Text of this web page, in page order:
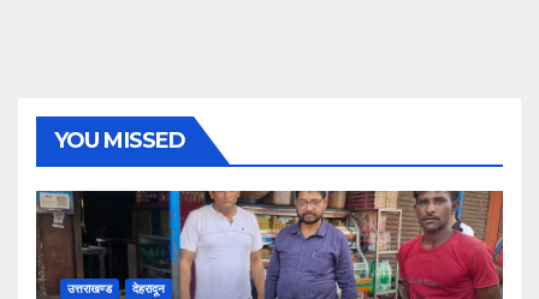
YOU MISSED
उत्तराखण्ड देहरादून